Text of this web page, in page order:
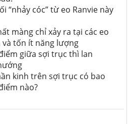
“nhảy cóc” từ eo Ranvie này
màng chỉ xảy ra tại các eo
tốn ít năng lượng
giữa sợi trục thì lan
kinh trên sợi trục có bao
nào?